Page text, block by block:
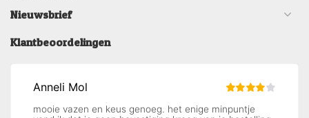
Nieuwsbrief
Klantbeoordelingen